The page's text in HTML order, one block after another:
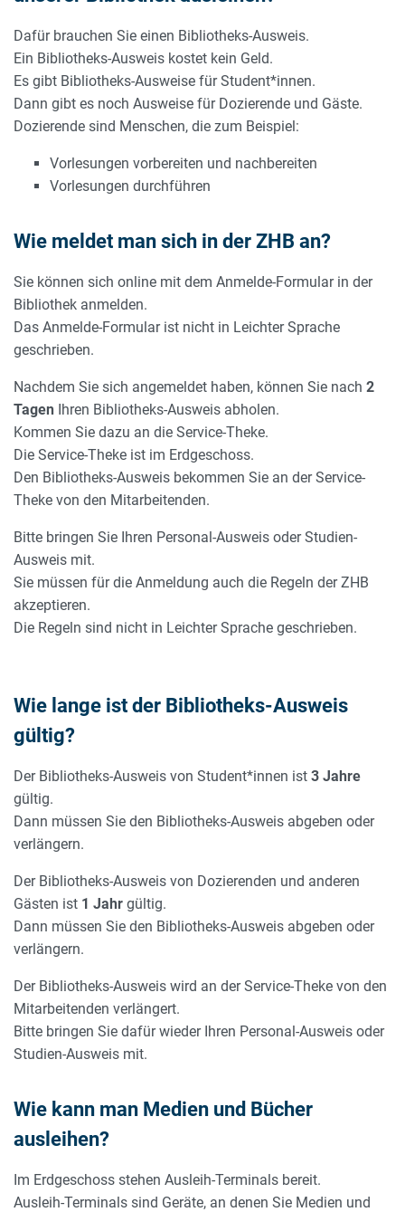
Dafür brauchen Sie einen Bibliotheks-Ausweis.
Ein Bibliotheks-Ausweis kostet kein Geld.
Es gibt Bibliotheks-Ausweise für Student*innen.
Dann gibt es noch Ausweise für Dozierende und Gäste.
Dozierende sind Menschen, die zum Beispiel:
Vorlesungen vorbereiten und nachbereiten
Vorlesungen durchführen
Wie meldet man sich in der ZHB an?
Sie können sich online mit dem Anmelde-Formular in der
Bibliothek anmelden.
Das Anmelde-Formular ist nicht in Leichter Sprache
geschrieben.
Nachdem Sie sich angemeldet haben, können Sie nach 2
Tagen Ihren Bibliotheks-Ausweis abholen.
Kommen Sie dazu an die Service-Theke.
Die Service-Theke ist im Erdgeschoss.
Den Bibliotheks-Ausweis bekommen Sie an der Service-
Theke von den Mitarbeitenden.
Bitte bringen Sie Ihren Personal-Ausweis oder Studien-
Ausweis mit.
Sie müssen für die Anmeldung auch die Regeln der ZHB
akzeptieren.
Die Regeln sind nicht in Leichter Sprache geschrieben.
Wie lange ist der Bibliotheks-Ausweis
gültig?
Der Bibliotheks-Ausweis von Student*innen ist 3 Jahre
gültig.
Dann müssen Sie den Bibliotheks-Ausweis abgeben oder
verlängern.
Der Bibliotheks-Ausweis von Dozierenden und anderen
Gästen ist 1 Jahr gültig.
Dann müssen Sie den Bibliotheks-Ausweis abgeben oder
verlängern.
Der Bibliotheks-Ausweis wird an der Service-Theke von den
Mitarbeitenden verlängert.
Bitte bringen Sie dafür wieder Ihren Personal-Ausweis oder
Studien-Ausweis mit.
Wie kann man Medien und Bücher
ausleihen?
Im Erdgeschoss stehen Ausleih-Terminals bereit.
Ausleih-Terminals sind Geräte, an denen Sie Medien und